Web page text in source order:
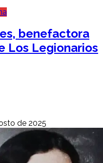
benefactora
Los Legionarios
de 2025